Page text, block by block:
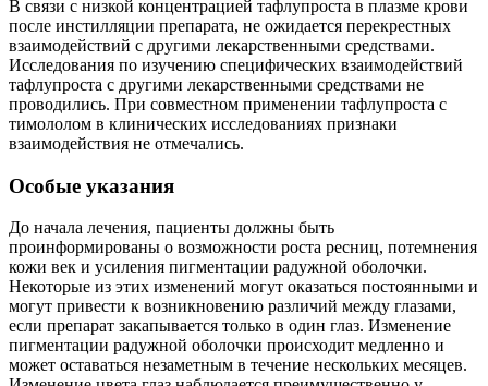
В связи с низкой концентрацией тафлупроста в плазме крови
после инстилляции препарата, не ожидается перекрестных
взаимодействий с другими лекарственными средствами.
Исследования по изучению специфических взаимодействий
тафлупроста с другими лекарственными средствами не
проводились. При совместном применении тафлупроста с
тимололом в клинических исследованиях признаки
взаимодействия не отмечались.
Особые указания
До начала лечения, пациенты должны быть
проинформированы о возможности роста ресниц, потемнения
кожи век и усиления пигментации радужной оболочки.
Некоторые из этих изменений могут оказаться постоянными и
могут привести к возникновению различий между глазами,
если препарат закапывается только в один глаз. Изменение
пигментации радужной оболочки происходит медленно и
может оставаться незаметным в течение нескольких месяцев.